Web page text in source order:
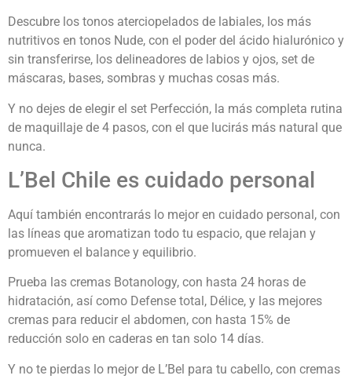
Descubre los tonos aterciopelados de labiales, los más
nutritivos en tonos Nude, con el poder del ácido hialurónico y
sin transferirse, los delineadores de labios y ojos, set de
máscaras, bases, sombras y muchas cosas más.
Y no dejes de elegir el set Perfección, la más completa rutina
de maquillaje de 4 pasos, con el que lucirás más natural que
nunca.
L’Bel Chile es cuidado personal
Aquí también encontrarás lo mejor en cuidado personal, con
las líneas que aromatizan todo tu espacio, que relajan y
promueven el balance y equilibrio.
Prueba las cremas Botanology, con hasta 24 horas de
hidratación, así como Defense total, Délice, y las mejores
cremas para reducir el abdomen, con hasta 15% de
reducción solo en caderas en tan solo 14 días.
Y no te pierdas lo mejor de L’Bel para tu cabello, con cremas